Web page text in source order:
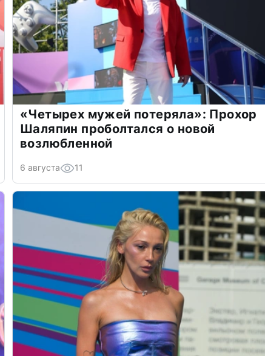
«Четырех мужей потеряла»: Прохор
Шаляпин проболтался о новой
возлюбленной
6 августа 11